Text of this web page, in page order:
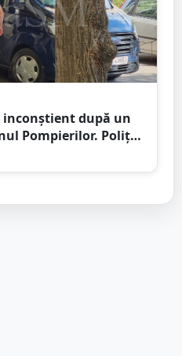
inconștient după un
Pompierilor. Poliția